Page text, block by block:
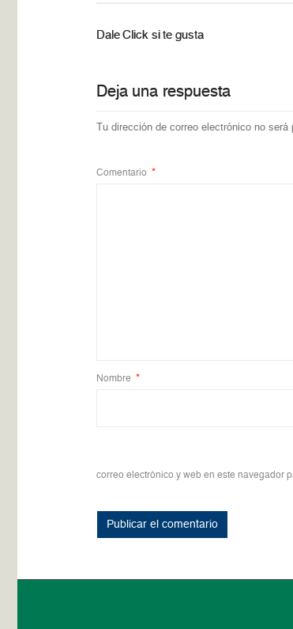
Dale Click si te gusta
Deja una respuesta
Tu dirección de correo electrónico no será
Comentario *
Nombre *
correo electrónico y web en este navegador